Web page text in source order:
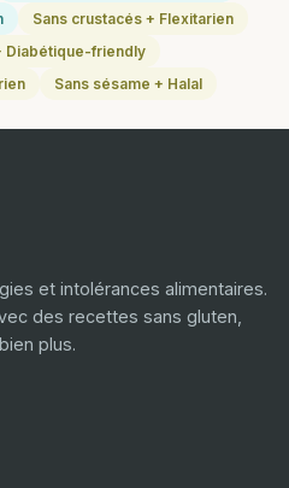
Sans crustacés + Flexitarien
Diabétique-friendly
Sans sésame + Halal
et intolérances alimentaires.
des recettes sans gluten,
plus.